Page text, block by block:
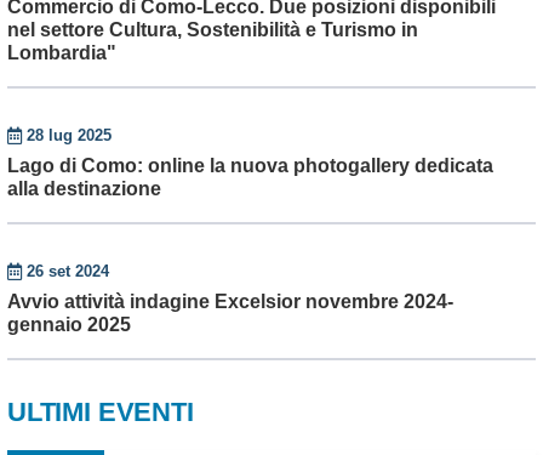
Commercio di Como-Lecco. Due posizioni disponibili
nel settore Cultura, Sostenibilità e Turismo in
Lombardia"
28 lug 2025
Lago di Como: online la nuova photogallery dedicata
alla destinazione
26 set 2024
Avvio attività indagine Excelsior novembre 2024-
gennaio 2025
ULTIMI EVENTI